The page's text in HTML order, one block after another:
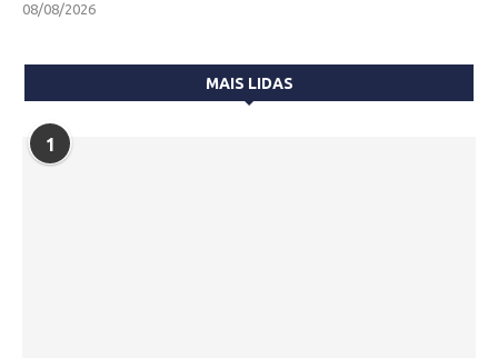
08/08/2026
MAIS LIDAS
1